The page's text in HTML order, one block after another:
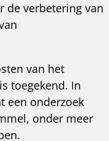
de verbetering van
van het
toegekend. In
een onderzoek
onder meer